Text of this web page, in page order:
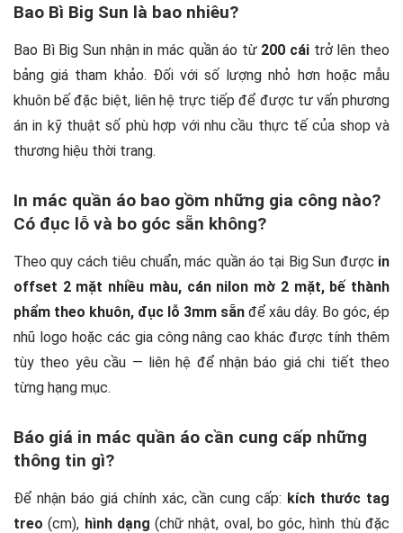
Bao Bì Big Sun là bao nhiêu?
Bao Bì Big Sun nhận in mác quần áo từ 200 cái trở lên theo
bảng giá tham khảo. Đối với số lượng nhỏ hơn hoặc mẫu
khuôn bế đặc biệt, liên hệ trực tiếp để được tư vấn phương
án in kỹ thuật số phù hợp với nhu cầu thực tế của shop và
thương hiệu thời trang.
In mác quần áo bao gồm những gia công nào?
Có đục lỗ và bo góc sẵn không?
Theo quy cách tiêu chuẩn, mác quần áo tại Big Sun được in
offset 2 mặt nhiều màu, cán nilon mờ 2 mặt, bế thành
phẩm theo khuôn, đục lỗ 3mm sẵn để xâu dây. Bo góc, ép
nhũ logo hoặc các gia công nâng cao khác được tính thêm
tùy theo yêu cầu — liên hệ để nhận báo giá chi tiết theo
từng hạng mục.
Báo giá in mác quần áo cần cung cấp những
thông tin gì?
Để nhận báo giá chính xác, cần cung cấp: kích thước tag
treo (cm), hình dạng (chữ nhật, oval, bo góc, hình thù đặc